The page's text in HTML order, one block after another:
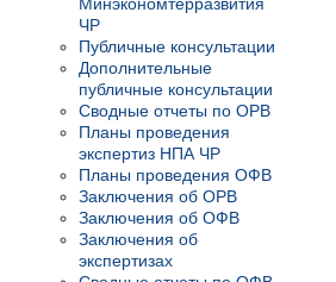
Минэкономтерразвития
ЧР
Публичные консультации
Дополнительные
публичные консультации
Сводные отчеты по ОРВ
Планы проведения
экспертиз НПА ЧР
Планы проведения ОФВ
Заключения об ОРВ
Заключения об ОФВ
Заключения об
экспертизах